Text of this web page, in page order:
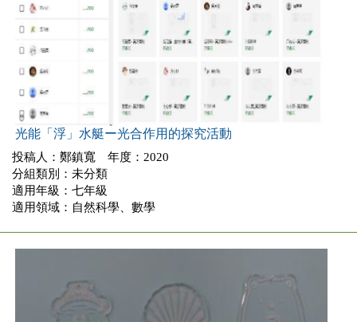
光能「浮」水艇ー光合作用的探究活動
投稿人：鄭鎮寬 年度：2020
分組類別：未分類
適用年級：七年級
適用領域：自然科學、數學